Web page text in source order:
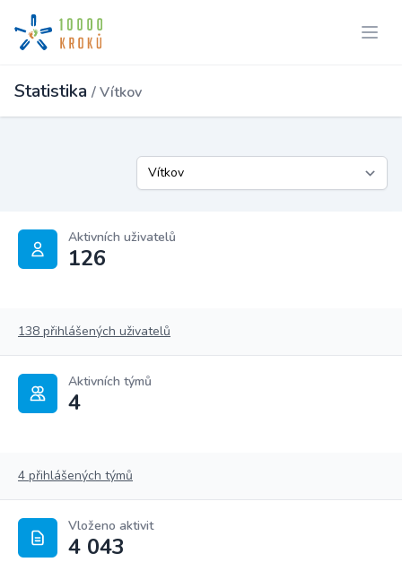
Statistika / Vítkov
Aktivních uživatelů
126
138 přihlášených uživatelů
Aktivních týmů
4
4 přihlášených týmů
Vloženo aktivit
4 043